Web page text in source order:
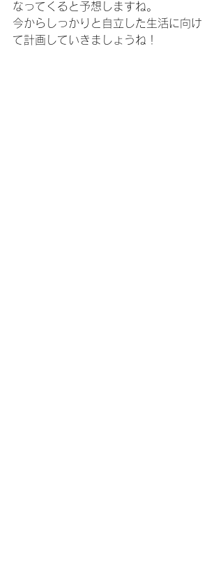
なってくると予想しますね。
今からしっかりと自立した生活に向け
て計画していきましょうね！